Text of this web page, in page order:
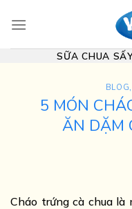
SỮA CHUA
BLOG
5 MÓN
ĂN DẶM
Cháo trứng cà chua là